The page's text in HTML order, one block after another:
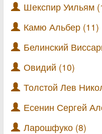
Шекспир Уильям
Камю Альбер (11)
Белинский
Овидий (10)
Толстой Лев
Есенин Сергей
Ларошфуко (8)